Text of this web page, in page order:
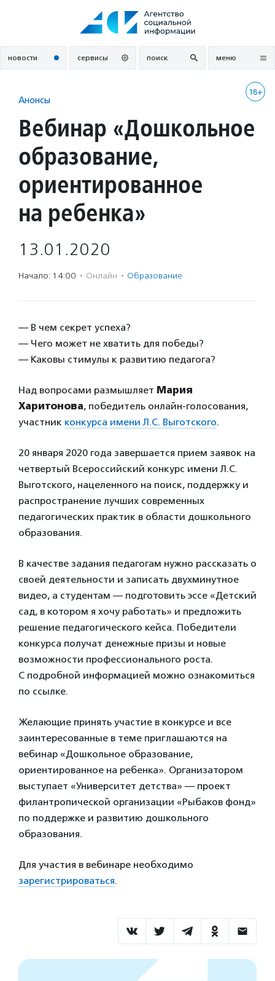
новости сервисы поиск меню
18+
Анонсы
Вебинар «Дошкольное
образование,
ориентированное
на ребенка»
13.01.2020
Начало: 14:00 · Онлайн · Образование
— В чем секрет успеха?
— Чего может не хватить для победы?
— Каковы стимулы к развитию педагога?
Над вопросами размышляет Мария
Харитонова, победитель онлайн-голосования,
участник конкурса имени Л.С. Выготского.
20 января 2020 года завершается прием заявок на
четвертый Всероссийский конкурс имени Л.С.
Выготского, нацеленного на поиск, поддержку и
распространение лучших современных
педагогических практик в области дошкольного
образования.
В качестве задания педагогам нужно рассказать о
своей деятельности и записать двухминутное
видео, а студентам — подготовить эссе «Детский
сад, в котором я хочу работать» и предложить
решение педагогического кейса. Победители
конкурса получат денежные призы и новые
возможности профессионального роста.
С подробной информацией можно ознакомиться
по ссылке.
Желающие принять участие в конкурсе и все
заинтересованные в теме приглашаются на
вебинар «Дошкольное образование,
ориентированное на ребенка». Организатором
выступает «Университет детства» — проект
филантропической организации «Рыбаков фонд»
по поддержке и развитию дошкольного
образования.
Для участия в вебинаре необходимо
зарегистрироваться.